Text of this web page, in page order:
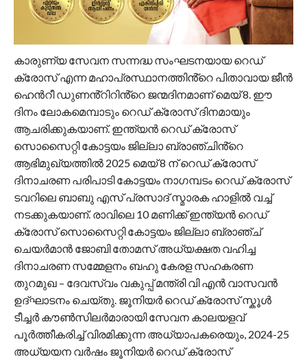
കാരുണ്യ സേവന സന്നദ്ധ സംഘടനയായ റെഡ്
ക്രോസ് എന്ന മഹാപ്രസ്ഥാനത്തിൻ്റെ പിതാവായ ജീൻ
ഹെൻറീ ഡുണൻ്റിറിൻ്റെ ജന്മദിനമാണ് മെയ് 8. ഈ
ദിനം ലോകമെമ്പാടും റെഡ് ക്രോസ് ദിനമായും
ആചരിക്കുകയാണ്. ഇന്ത്യൻ റെഡ് ക്രോസ്
സൊസൈറ്റി കോട്ടയം ജില്ലാ ബ്രാഞ്ചിൻ്റെ
ആഭിമുഖ്യത്തിൽ 2025 മെയ് 8 ന് റെഡ് ക്രോസ്
ദിനാചരണ പരിപാടി കോട്ടയം നാഗമ്പടം റെഡ് ക്രോസ്
ടവറിലെ ബാബു എസ് പ്രസാദ് സ്മാരക ഹാളിൽ വച്ച്
നടക്കുകയാണ്. രാവിലെ 10 മണിക്ക് ഇന്ത്യൻ റെഡ്
ക്രോസ് സൊസൈറ്റി കോട്ടയം ജില്ലാ ബ്രാഞ്ച്
ചെയർമാൻ ജോബി തോമസ് അധ്യക്ഷത വഹിച്ച
ദിനാചരണ സമ്മേളനം ബഹു കേരള സഹകരണ
തുറമുഖ – ദേവസ്വം വകുപ്പ് മന്ത്രി വി എൻ വാസവൻ
ഉദ്ഘാടനം ചെയ്തു. ജൂനിയർ റെഡ് ക്രോസ് സ്കൂൾ
ടീച്ചർ കൗൺസിലർമാരായി സേവന കാലയളവ്
പൂർത്തീകരിച്ച് വിരമിക്കുന്ന അധ്യാപകരെയും, 2024-25
അധ്യയന വർഷം ജൂനിയർ റെഡ് ക്രോസ്